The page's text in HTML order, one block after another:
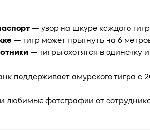
— узор на шкуре каждого
— тигр может прыгнуть на 6
— тигры охотятся в одиночку
поддерживает амурского тигра с
любимые фотографии от